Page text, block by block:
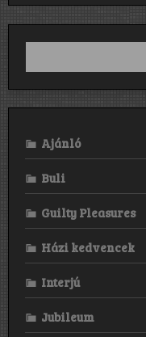
Ajánló
Buli
Guilty Pleasures
Házi kedvencek
Interjú
Jubileum